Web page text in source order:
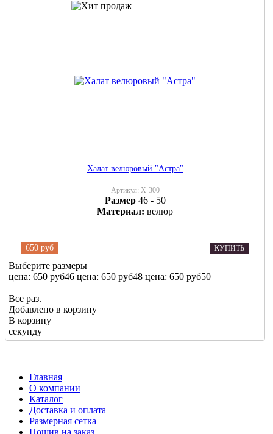
Халат велюровый "Астра"
Артикул: Х-300
Размер 46 - 50
Материал: велюр
650 руб КУПИТЬ
Выберите размеры
цена: 650 руб46 цена: 650 руб48 цена: 650 руб50
Все раз.
Добавлено в корзину
В корзину
секунду
Главная
О компании
Каталог
Доставка и оплата
Размерная сетка
Пошив на заказ